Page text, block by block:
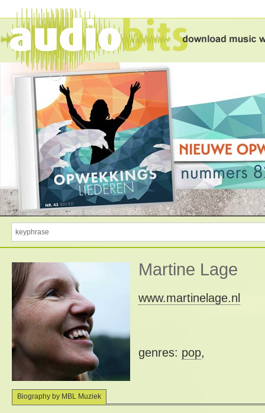
Martine Lage
www.martinelage.nl
genres: pop,
Biography by MBL Muziek